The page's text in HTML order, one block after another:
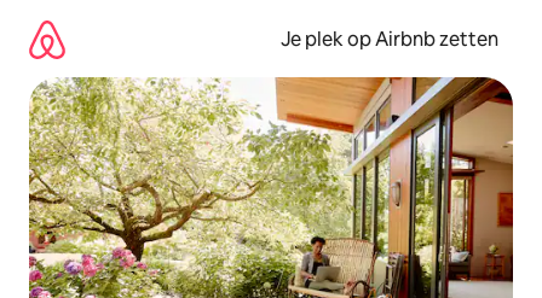
direct
naar
inhoud
Je plek op Airbnb zetten